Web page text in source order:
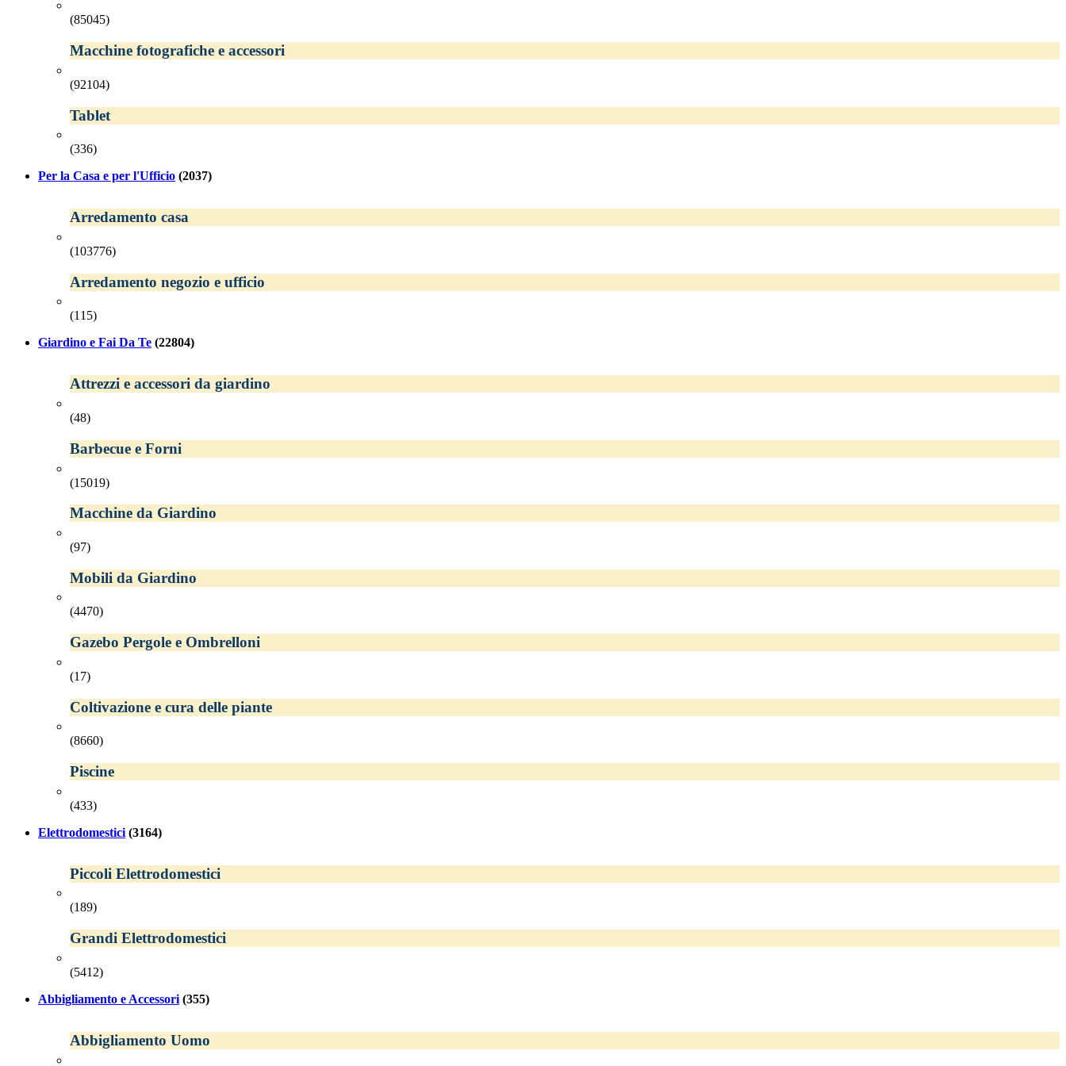
(85045)
Macchine fotografiche e accessori
(92104)
Tablet
(336)
Per la Casa e per l'Ufficio (2037)
Arredamento casa
(103776)
Arredamento negozio e ufficio
(115)
Giardino e Fai Da Te (22804)
Attrezzi e accessori da giardino
(48)
Barbecue e Forni
(15019)
Macchine da Giardino
(97)
Mobili da Giardino
(4470)
Gazebo Pergole e Ombrelloni
(17)
Coltivazione e cura delle piante
(8660)
Piscine
(433)
Elettrodomestici (3164)
Piccoli Elettrodomestici
(189)
Grandi Elettrodomestici
(5412)
Abbigliamento e Accessori (355)
Abbigliamento Uomo